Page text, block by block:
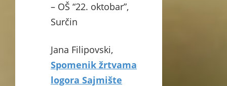
– OŠ “22. oktobar”,
Surčin
Jana Filipovski,
Spomenik žrtvama
logora Sajmište